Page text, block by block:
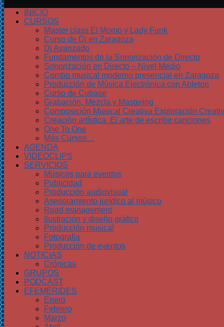
INICIO
CURSOS
Master class El Momo y Lady Funk
Curso de Dj en Zaragoza
Dj Avanzado
Fundamentos de la Sonorización de Directo
Sonorización en Directo – Nivel Medio
Combo musical moderno presencial en Zaragoza
Producción de Música Electrónica con Ableton
Curso de Cubase
Grabación, Mezcla y Mastering
Composición Musical Creativa Exploración
Creación artística. El arte de escribir canciones
One To One
Más Cursos…
AGENDA
VIDEOCLIPS
SERVICIOS
Músicos para eventos
Publicidad
Producción audiovisual
Asesoramiento jurídico al músico
Road management
Ilustración y diseño gráfico
Producción musical
Fotografía
Producción de eventos
NOTICIAS
Crónicas
GRUPOS
PODCAST
EFEMÉRIDES
Enero
Febrero
Marzo